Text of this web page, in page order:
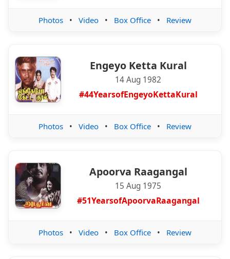
Photos • Video • Box Office • Review
Engeyo Ketta Kural
14 Aug 1982
#44YearsofEngeyoKettaKural
Photos • Video • Box Office • Review
Apoorva Raagangal
15 Aug 1975
#51YearsofApoorvaRaagangal
Photos • Video • Box Office • Review